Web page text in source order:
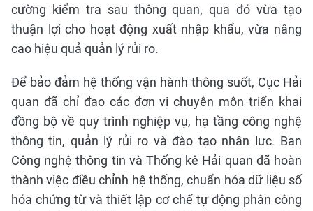
cường kiểm tra sau thông quan, qua đó vừa tạo
thuận lợi cho hoạt động xuất nhập khẩu, vừa nâng
cao hiệu quả quản lý rủi ro.
Để bảo đảm hệ thống vận hành thông suốt, Cục Hải
quan đã chỉ đạo các đơn vị chuyên môn triển khai
đồng bộ về quy trình nghiệp vụ, hạ tầng công nghệ
thông tin, quản lý rủi ro và đào tạo nhân lực. Ban
Công nghệ thông tin và Thống kê Hải quan đã hoàn
thành việc điều chỉnh hệ thống, chuẩn hóa dữ liệu số
hóa chứng từ và thiết lập cơ chế tự động phân công